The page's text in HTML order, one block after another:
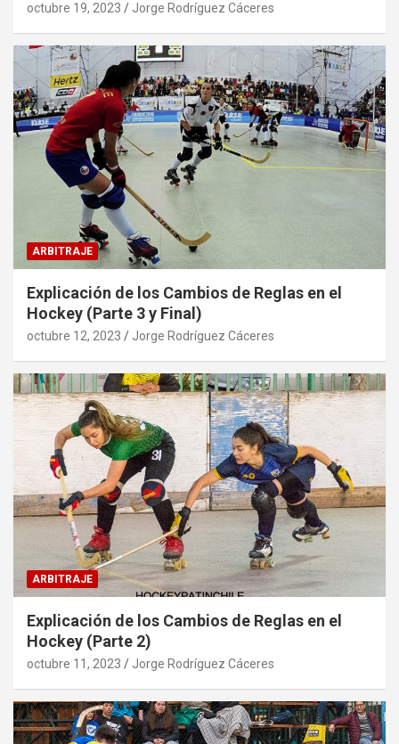
octubre 19, 2023 Jorge Rodríguez Cáceres
ARBITRAJE
Explicación de los Cambios de Reglas en el
Hockey (Parte 3 y Final)
octubre 12, 2023 Jorge Rodríguez Cáceres
ARBITRAJE
Explicación de los Cambios de Reglas en el
Hockey (Parte 2)
octubre 11, 2023 Jorge Rodríguez Cáceres